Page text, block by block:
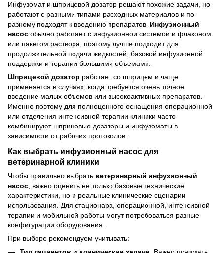
Инфузомат и шприцевой дозатор решают похожие задачи, но
работают с разными типами расходных материалов и по-
разному подходят к введению препаратов. Инфузионный
насос обычно работает с инфузионной системой и флаконом
или пакетом раствора, поэтому лучше подходит для
продолжительной подачи жидкостей, базовой инфузионной
поддержки и терапии большими объемами.
Шприцевой дозатор работает со шприцем и чаще
применяется в случаях, когда требуется очень точное
введение малых объемов или высокоактивных препаратов.
Именно поэтому для полноценного оснащения операционной
или отделения интенсивной терапии клиники часто
комбинируют шприцевые дозаторы и инфузоматы в
зависимости от рабочих протоколов.
Как выбрать инфузионный насос для
ветеринарной клиники
Чтобы правильно выбрать ветеринарный инфузионный
насос , важно оценить не только базовые технические
характеристики, но и реальные клинические сценарии
использования. Для стационара, операционной, интенсивной
терапии и мобильной работы могут потребоваться разные
конфигурации оборудования.
При выборе рекомендуем учитывать: